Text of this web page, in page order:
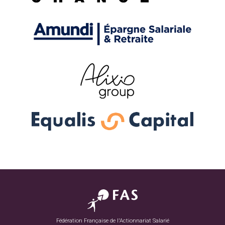
Fédération Française de l'Actionnariat Salarié